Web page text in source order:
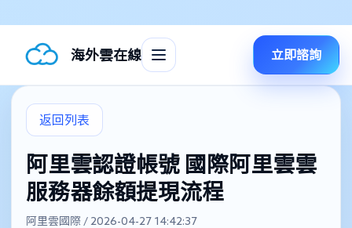
海外雲在線 立即諮詢
返回列表
阿里雲認證帳號 國際阿里雲雲
服務器餘額提現流程
阿里雲國際 / 2026-04-27 14:42:37